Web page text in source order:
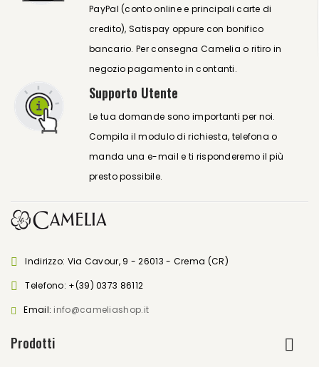
PayPal (conto online e principali carte di
credito), Satispay oppure con bonifico
bancario. Per consegna Camelia o ritiro in
negozio pagamento in contanti.
Supporto Utente
Le tua domande sono importanti per noi.
Compila il modulo di richiesta, telefona o
manda una e-mail e ti risponderemo il più
presto possibile.
Indirizzo: Via Cavour, 9 - 26013 - Crema (CR)
Telefono: +(39) 0373 86112
Email: info@cameliashop.it
Prodotti